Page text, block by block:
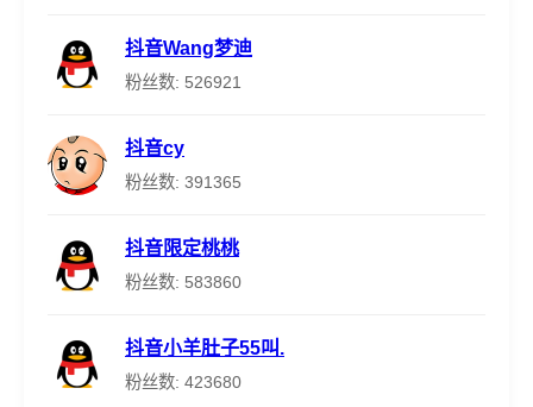
抖音Wang梦迪
粉丝数: 526921
抖音cy
粉丝数: 391365
抖音限定桃桃
粉丝数: 583860
抖音小羊肚子55叫.
粉丝数: 423680